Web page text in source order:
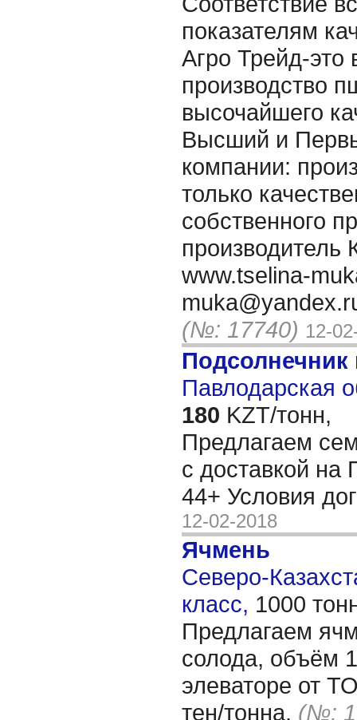
показателям
Агро Трейд-это
производство
высочайшего
Высший и
компании:
только
собственного
производитель
www.tselina-
(№: 17740) 12-
Подсолнечник
Павлодарская
180 KZT/тонн,
Предлагаем
с доставкой на
44+ Условия
12-02-2018
Ячмень
Северо-
класс, 1000
Предлагаем
солода, объём
элеваторе от
тен/тонна. (№: